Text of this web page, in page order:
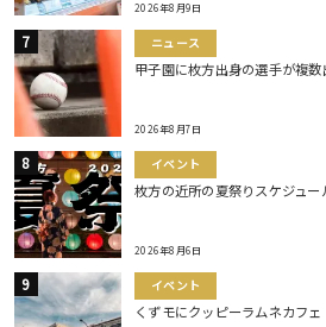
2026年8月9日
ニュース
甲子園に枚方出身の選手が複数
2026年8月7日
イベント
枚方の近所の夏祭りスケジュー
2026年8月6日
イベント
くずモにクッピーラムネカフ